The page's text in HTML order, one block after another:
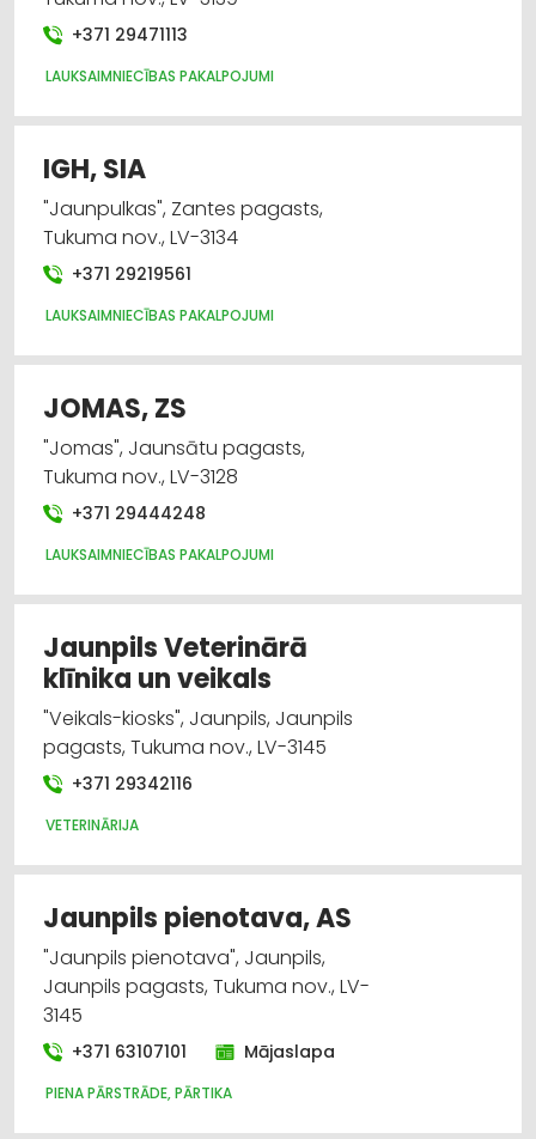
+371 29471113
LAUKSAIMNIECĪBAS PAKALPOJUMI
IGH, SIA
"Jaunpulkas", Zantes pagasts,
Tukuma nov., LV-3134
+371 29219561
LAUKSAIMNIECĪBAS PAKALPOJUMI
JOMAS, ZS
"Jomas", Jaunsātu pagasts,
Tukuma nov., LV-3128
+371 29444248
LAUKSAIMNIECĪBAS PAKALPOJUMI
Jaunpils Veterinārā
klīnika un veikals
"Veikals-kiosks", Jaunpils, Jaunpils
pagasts, Tukuma nov., LV-3145
+371 29342116
VETERINĀRIJA
Jaunpils pienotava, AS
"Jaunpils pienotava", Jaunpils,
Jaunpils pagasts, Tukuma nov., LV-
3145
+371 63107101 Mājaslapa
PIENA PĀRSTRĀDE, PĀRTIKA